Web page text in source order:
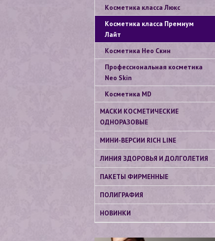
Косметика класса Люкс
Косметика класса Премиум
Лайт
Косметика Нео Скин
Профессиональная косметика
Neo Skin
Косметика МD
МАСКИ КОСМЕТИЧЕСКИЕ
ОДНОРАЗОВЫЕ
МИНИ-ВЕРСИИ RICH LINE
ЛИНИЯ ЗДОРОВЬЯ И ДОЛГОЛЕТИЯ
ПАКЕТЫ ФИРМЕННЫЕ
ПОЛИГРАФИЯ
НОВИНКИ